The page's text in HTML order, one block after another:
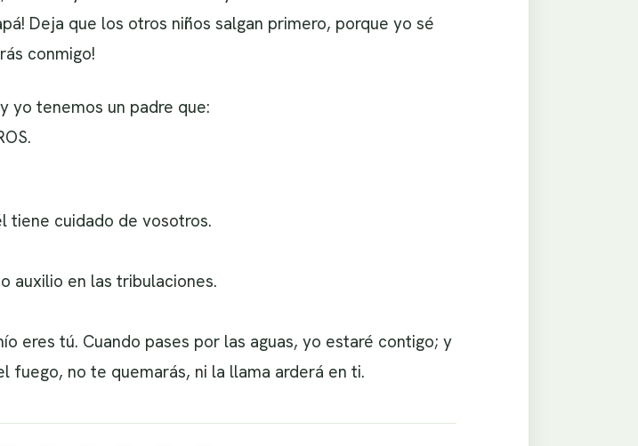
Deja que los otros niños salgan primero, porque yo sé
conmigo!
yo tenemos un padre que:
tiene cuidado de vosotros.
auxilio en las tribulaciones.
eres tú. Cuando pases por las aguas, yo estaré contigo; y
fuego, no te quemarás, ni la llama arderá en ti.